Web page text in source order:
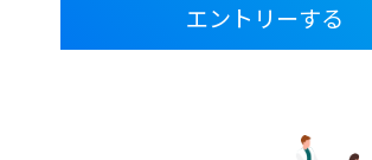
エントリーする